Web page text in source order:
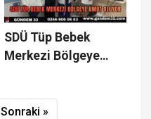
SDÜ Tüp Bebek
Merkezi Bölgeye
Sonraki »